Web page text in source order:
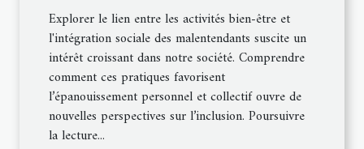
Explorer le lien entre les activités bien-être et
l'intégration sociale des malentendants suscite un
intérêt croissant dans notre société. Comprendre
comment ces pratiques favorisent
l’épanouissement personnel et collectif ouvre de
nouvelles perspectives sur l’inclusion. Poursuivre
la lecture...